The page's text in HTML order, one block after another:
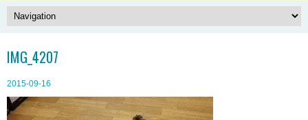
IMG_4207
2015-09-16